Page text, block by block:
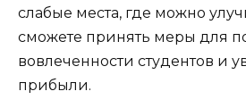
слабые места, где можно
сможете принять меры для
вовлеченности студентов и
прибыли.